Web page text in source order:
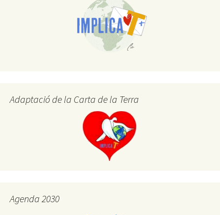
Adaptació de la Carta de la Terra
Agenda 2030